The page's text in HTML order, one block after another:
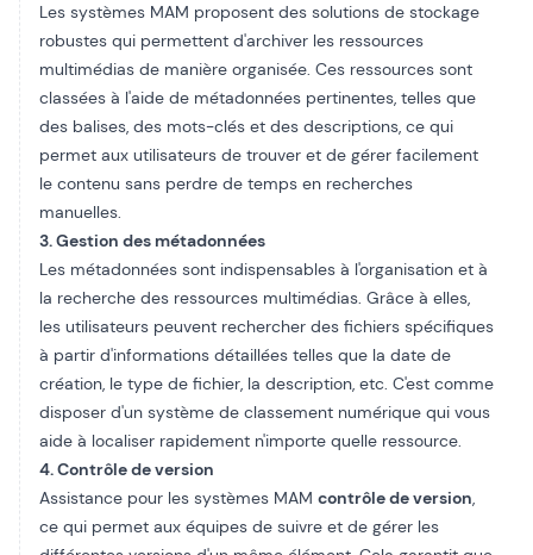
Les systèmes MAM proposent des solutions de stockage
robustes qui permettent d'archiver les ressources
multimédias de manière organisée. Ces ressources sont
classées à l'aide de métadonnées pertinentes, telles que
des balises, des mots-clés et des descriptions, ce qui
permet aux utilisateurs de trouver et de gérer facilement
le contenu sans perdre de temps en recherches
manuelles.
3. Gestion des métadonnées
Les métadonnées sont indispensables à l'organisation et à
la recherche des ressources multimédias. Grâce à elles,
les utilisateurs peuvent rechercher des fichiers spécifiques
à partir d'informations détaillées telles que la date de
création, le type de fichier, la description, etc. C'est comme
disposer d'un système de classement numérique qui vous
aide à localiser rapidement n'importe quelle ressource.
4. Contrôle de version
Assistance pour les systèmes MAM contrôle de version,
ce qui permet aux équipes de suivre et de gérer les